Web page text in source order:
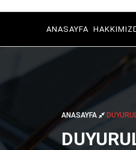
ANASAYFA
ANASAYFA